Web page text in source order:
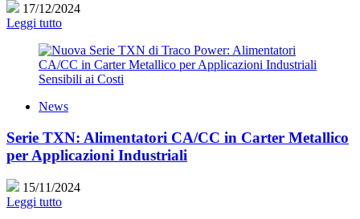
17/12/2024
Leggi tutto
News
Serie TXN: Alimentatori CA/CC in Carter Metallico
per Applicazioni Industriali
15/11/2024
Leggi tutto